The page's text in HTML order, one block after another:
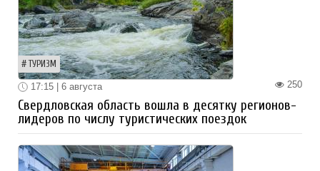
ТУРИЗМ
250
17:15 | 6 августа
Свердловская область вошла в десятку регионов-
лидеров по числу туристических поездок